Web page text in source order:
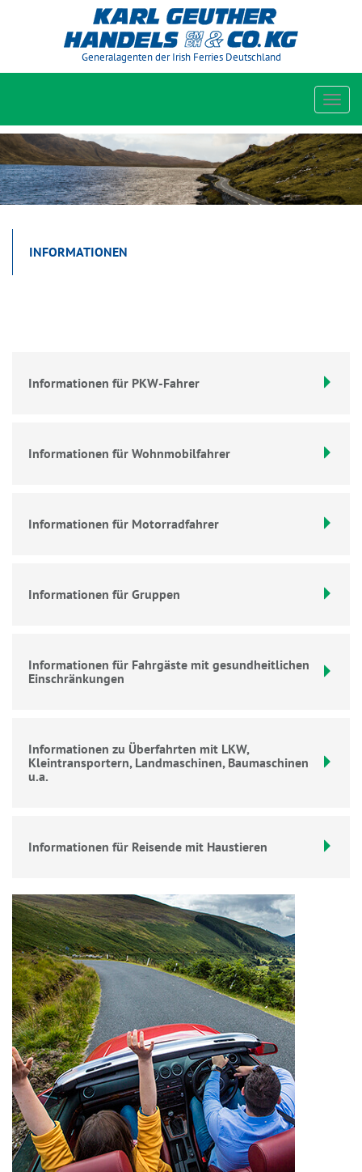
Generalagenten der Irish Ferries Deutschland
INFORMATIONEN
Informationen für PKW-Fahrer
Informationen für Wohnmobilfahrer
Informationen für Motorradfahrer
Informationen für Gruppen
Informationen für Fahrgäste mit gesundheitlichen
Einschränkungen
Informationen zu Überfahrten mit LKW,
Kleintransportern, Landmaschinen, Baumaschinen
u.a.
Informationen für Reisende mit Haustieren